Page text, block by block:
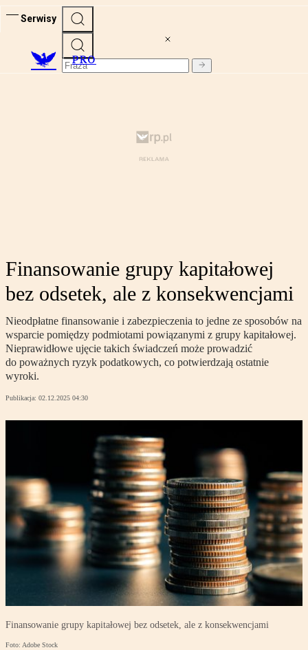
Serwisy
PRO
Finansowanie grupy kapitałowej
bez odsetek, ale z konsekwencjami
Nieodpłatne finansowanie i zabezpieczenia to jedne ze sposobów na
wsparcie pomiędzy podmiotami powiązanymi z grupy kapitałowej.
Nieprawidłowe ujęcie takich świadczeń może prowadzić
do poważnych ryzyk podatkowych, co potwierdzają ostatnie
wyroki.
Publikacja: 02.12.2025 04:30
Finansowanie grupy kapitałowej bez odsetek, ale z konsekwencjami
Foto: Adobe Stock